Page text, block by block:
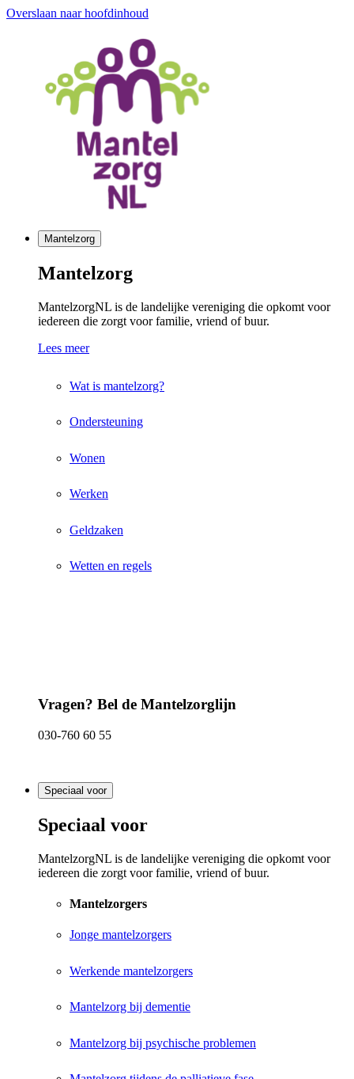
Overslaan naar hoofdinhoud
Mantelzorg
Mantelzorg
MantelzorgNL is de landelijke vereniging die opkomt voor
iedereen die zorgt voor familie, vriend of buur.
Lees meer
Wat is mantelzorg?
Ondersteuning
Wonen
Werken
Geldzaken
Wetten en regels
Vragen? Bel de Mantelzorglijn
030-760 60 55
Speciaal voor
Speciaal voor
MantelzorgNL is de landelijke vereniging die opkomt voor
iedereen die zorgt voor familie, vriend of buur.
Mantelzorgers
Jonge mantelzorgers
Werkende mantelzorgers
Mantelzorg bij dementie
Mantelzorg bij psychische problemen